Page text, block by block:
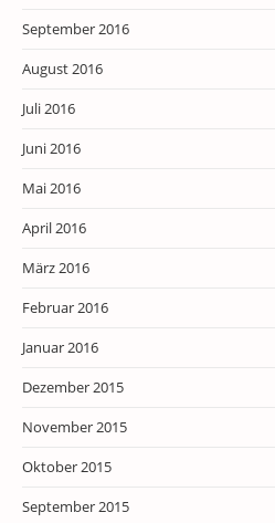
September 2016
August 2016
Juli 2016
Juni 2016
Mai 2016
April 2016
März 2016
Februar 2016
Januar 2016
Dezember 2015
November 2015
Oktober 2015
September 2015